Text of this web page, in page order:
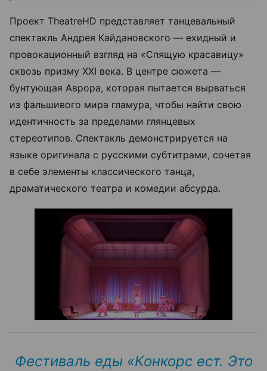
Проект TheatreHD представляет танцевальный
спектакль Андрея Кайдановского — ехидный и
провокационный взгляд на «Спящую красавицу»
сквозь призму XXI века. В центре сюжета —
бунтующая Аврора, которая пытается вырваться
из фальшивого мира гламура, чтобы найти свою
идентичность за пределами глянцевых
стереотипов. Спектакль демонстрируется на
языке оригинала с русскими субтитрами, сочетая
в себе элементы классического танца,
драматического театра и комедии абсурда.
Фестиваль еды «Конкорс ест. Это